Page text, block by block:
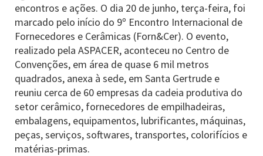
encontros e ações. O dia 20 de junho, terça-feira, foi
marcado pelo início do 9º Encontro Internacional de
Fornecedores e Cerâmicas (Forn&Cer). O evento,
realizado pela ASPACER, aconteceu no Centro de
Convenções, em área de quase 6 mil metros
quadrados, anexa à sede, em Santa Gertrude e
reuniu cerca de 60 empresas da cadeia produtiva do
setor cerâmico, fornecedores de empilhadeiras,
embalagens, equipamentos, lubrificantes, máquinas,
peças, serviços, softwares, transportes, colorifícios e
matérias-primas.